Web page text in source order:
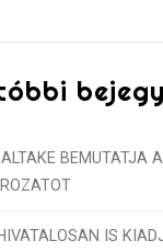
BEMUTATJA
IS